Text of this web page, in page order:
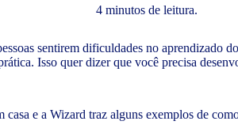
4 minutos de leitura.
sentirem dificuldades no aprendizado
Isso quer dizer que você precisa
casa e a Wizard traz alguns exemplos de